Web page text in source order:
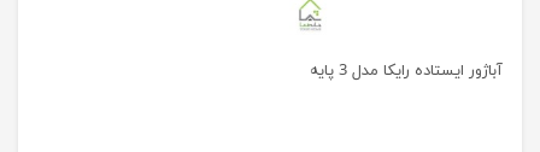
آباژور ایستاده رایکا مدل 3 پایه